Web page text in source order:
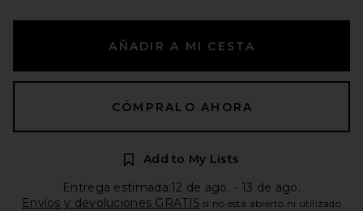
AÑADIR A MI CESTA
CÓMPRALO AHORA
Add to My Lists
Entrega estimada:12 de ago. - 13 de ago.
Envíos y devoluciones GRATIS si no está abierto ni utilizado